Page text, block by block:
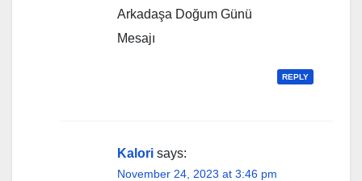
Arkadaşa Doğum Günü
Mesajı
REPLY
Kalori says:
November 24, 2023 at 3:46 pm